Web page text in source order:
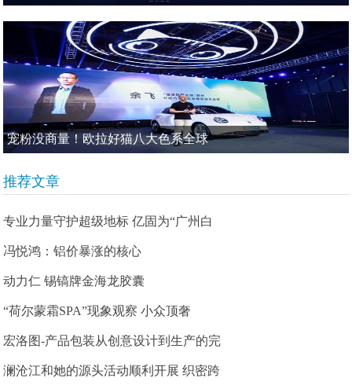
宠粉没商量！欧拉好猫八大色系全球
推荐文章
专业力量守护超级地标 亿固为“广州白
冯悦鸿：铝价暴涨的核心
动力仁 锡镐牌金海龙胶囊
“荷尔蒙霜SPA”现象观察 小众顶奢
宏洛图-产品包装从创意设计到生产的完
澜沧江和她的源头活动顺利开展 织密跨